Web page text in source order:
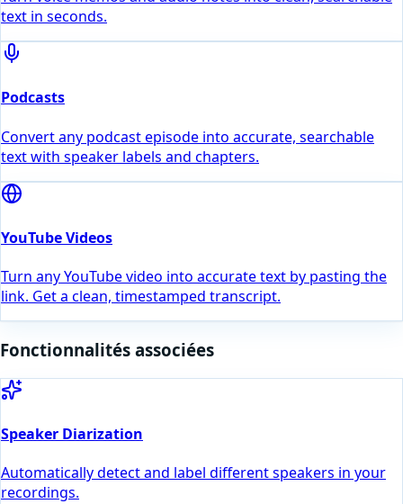
text in seconds.
Podcasts
Convert any podcast episode into accurate, searchable
text with speaker labels and chapters.
YouTube Videos
Turn any YouTube video into accurate text by pasting the
link. Get a clean, timestamped transcript.
Fonctionnalités associées
Speaker Diarization
Automatically detect and label different speakers in your
recordings.